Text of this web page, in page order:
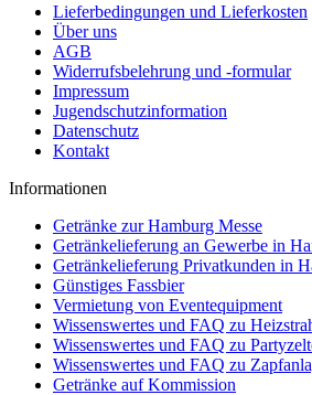
Lieferbedingungen und Lieferkosten
Über uns
AGB
Widerrufsbelehrung und -formular
Impressum
Jugendschutzinformation
Datenschutz
Kontakt
Informationen
Getränke zur Hamburg Messe
Getränkelieferung an Gewerbe in
Getränkelieferung Privatkunden in
Günstiges Fassbier
Vermietung von Eventequipment
Wissenswertes und FAQ zu
Wissenswertes und FAQ zu
Wissenswertes und FAQ zu
Getränke auf Kommission